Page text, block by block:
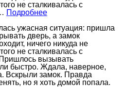
не сталкивалась с
Подробнее
ужасная ситуация: пришла
дверь, а замок
ничего никуда не
не сталкивалась с
вызывать
быстро. Ждала, наверное,
Вскрыли замок. Правда
но я хоть домой попала.